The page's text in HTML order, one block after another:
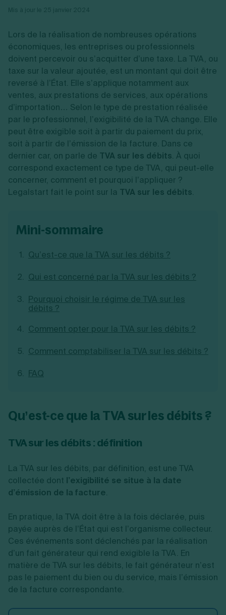
Restauration
Commerce
Transport
Autres
Ressources
Simulateur de choix de forme juridique
Calcul de charges sociales
Estimation du coût de création
Calcul d'éligibilité à l'ACRE
Vérification de la disponibilité du nom d'entreprise
Générateur de mentions légales
Création d'entreprise
Augmentation de capital
Réduction de capital
Gérer son entreprise
Gestion comptable
Approbation des comptes
Dépôt de marque
Recherche d'antériorité
Protection des créations
Confidentialité de l'adresse du dirigeant
Fermer son entreprise
Radiation auto entrepreneur
Mise en sommeil
Dissolution-liquidation
Dépôt de bilan
Toutes les modifications
Par métier
Conseil/finance
Vente en ligne
Services aux entreprises
Construction/travaux
Restauration
Commerce
Transport
Autres
Par fonctionnalité
Logiciel de facturation
Logiciel de comptabilité
Gestion des achats
Gestion de la trésorerie
Par besoin
Je souhaite être accompagné
comptable LS Compta
Fiches SARL
Fiches SCI
Fiches auto-entrepreneur
Fiches association
Toutes les fiches sur la création
Autres démarches
Gestion d’entreprise
Fermeture d’entreprise
Exercice d’un métier
Recouvrement de factures
Gérer ses salariés
Sélection de fiches pratiques
Ouvrir sa société
Devenir auto entrepreneur
Création d'EURL
Création de SARL
Création de SCI
Aides à la création d’entreprise
Ouverture compte pro
Lors de la réalisation de nombreuses opérations
économiques, les entreprises ou professionnels
doivent percevoir ou s’acquitter d’une taxe. La TVA, ou
taxe sur la valeur ajoutée, est un montant qui doit être
reversé à l’État. Elle s’applique notamment aux
ventes, aux prestations de services, aux opérations
d’importation… Selon le type de prestation réalisée
par le professionnel, l’exigibilité de la TVA change. Elle
peut être exigible soit à partir du paiement du prix,
soit à partir de l’émission de la facture. Dans ce
dernier car, on parle de TVA sur les débits. À quoi
correspond exactement ce type de TVA, qui peut-elle
concerner, comment et pourquoi l’appliquer ?
Legalstart fait le point sur la TVA sur les débits.
mini-sommaire
Qu’est-ce que la TVA sur les débits ?
Qui est concerné par la TVA sur les débits ?
Pourquoi choisir le régime de TVA sur les
débits ?
Comment opter pour la TVA sur les débits ?
Comment comptabiliser la TVA sur les débits ?
FAQ
Qu’est-ce que la TVA sur les débits ?
TVA sur les débits : définition
La TVA sur les débits, par définition, est une TVA
collectée dont l’exigibilité se situe à la date
d’émission de la facture.
En pratique, la TVA doit être à la fois déclarée, puis
payée auprès de l’État qui est l’organisme collecteur.
Ces événements sont déclenchés par la réalisation
d’un fait générateur qui rend exigible la TVA. En
matière de TVA sur les débits, le fait générateur n’est
pas le paiement du bien ou du service, mais l’émission
de la facture correspondante.